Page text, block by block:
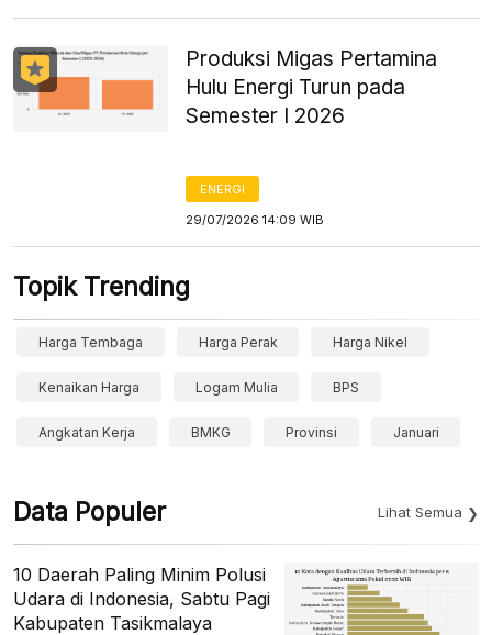
Produksi Migas Pertamina
Hulu Energi Turun pada
Semester I 2026
ENERGI
29/07/2026 14:09 WIB
Topik Trending
Harga Tembaga Harga Perak Harga Nikel
Kenaikan Harga Logam Mulia BPS
Angkatan Kerja BMKG Provinsi Januari
Data Populer Lihat Semua
10 Daerah Paling Minim Polusi
Udara di Indonesia, Sabtu Pagi
Kabupaten Tasikmalaya